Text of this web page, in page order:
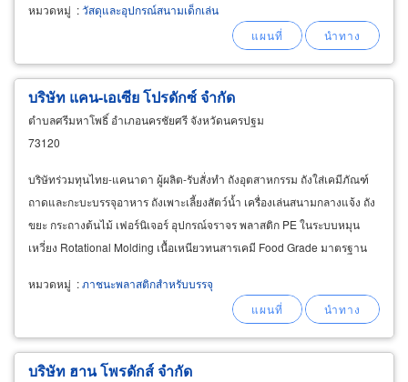
หมวดหมู่ :วัสดุและอุปกรณ์สนามเด็กเล่น
บริษัท แคน-เอเซีย โปรดักซ์ จำกัด
ตำบลศรีมหาโพธิ์ อำเภอนครชัยศรี จังหวัดนครปฐม
73120
บริษัทร่วมทุนไทย-แคนาดา ผู้ผลิต-รับสั่งทำ ถังอุตสาหกรรม ถังใส่เคมีภัณฑ์
ถาดและกะบะบรรจุอาหาร ถังเพาะเลี้ยงสัตว์น้ำ เครื่องเล่นสนามกลางแจ้ง ถัง
ขยะ กระถางต้นไม้ เฟอร์นิเจอร์ อุปกรณ์จราจร พลาสติก PE ในระบบหมุน
เหวี่ยง Rotational Molding เนื้อเหนียวทนสารเคมี Food Grade มาตรฐาน
หมวดหมู่ :ภาชนะพลาสติกสำหรับบรรจุ
บริษัท ฮาน โพรดักส์ จำกัด